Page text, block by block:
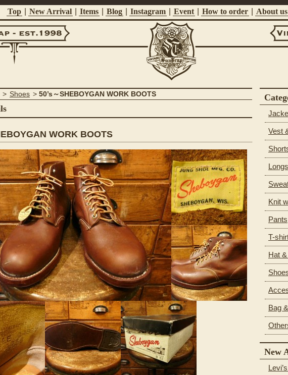
Top New Arrival Items Blog Instagram Event How to order About us
Suntrap
> Shoes > 50’s～SHEBOYGAN WORK BOOTS
WORK BOOTS Vest
Knit
Pants
T-
Hat
Bag
New